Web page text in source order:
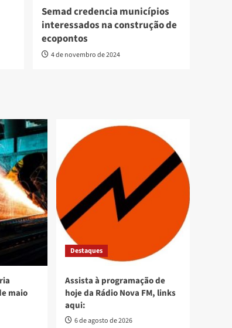
Semad credencia municípios
interessados na construção de
ecopontos
4 de novembro de 2024
maio
Destaques
Assista à programação de
hoje da Rádio Nova FM, links
aqui:
6 de agosto de 2026